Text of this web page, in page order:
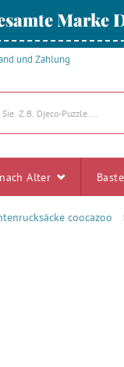
Marke
und Zahlung
Alter
coocazoo